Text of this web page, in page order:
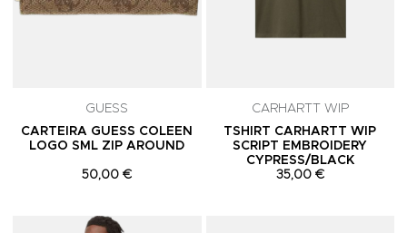
GUESS
CARTEIRA GUESS COLEEN
LOGO SML ZIP AROUND
50,00 €
CARHARTT WIP
TSHIRT CARHARTT WIP
SCRIPT EMBROIDERY
CYPRESS/BLACK
35,00 €